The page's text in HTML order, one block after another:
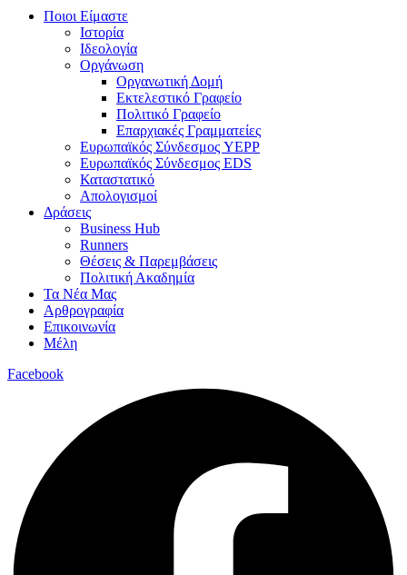
Ποιοι Είμαστε
Ιστορία
Ιδεολογία
Οργάνωση
Οργανωτική Δομή
Εκτελεστικό Γραφείο
Πολιτικό Γραφείο
Επαρχιακές Γραμματείες
Ευρωπαϊκός Σύνδεσμος YEPP
Ευρωπαϊκός Σύνδεσμος EDS
Καταστατικό
Απολογισμοί
Δράσεις
Business Hub
Runners
Θέσεις & Παρεμβάσεις
Πολιτική Ακαδημία
Τα Νέα Μας
Αρθρογραφία
Επικοινωνία
Μέλη
Facebook